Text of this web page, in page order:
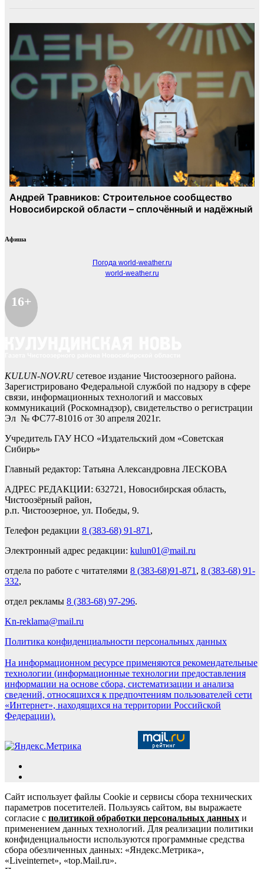
Афиша
Погода world-weather.ru
world-weather.ru
16+
KULUN-NOV.RUсетевое издание Чистоозерного района.
Зарегистрировано Федеральной службой по надзору в сфере
связи, информационных технологий и массовых
коммуникаций (Роскомнадзор), свидетельство о регистрации
Эл № ФС77-81016 от 30 апреля 2021г.
Учредитель ГАУ НСО «Издательский дом «Советская
Сибирь»
Главный редактор: Татьяна Александровна ЛЕСКОВА
АДРЕС РЕДАКЦИИ: 632721, Новосибирская область,
Чистоозёрный район,
р.п. Чистоозерное, ул. Победы, 9.
Телефон редакции 8 (383-68) 91-871 ,
Электронный адрес редакции: kulun01@mail.ru
отдела по работе с читателями 8 (383-68)91-871 , 8 (383-68) 91-
332,
отдел рекламы 8 (383-68) 97-296.
Kn-reklama@mail.ru
Политика конфиденциальности персональных данных
На информационном ресурсе применяются рекомендательные
технологии (информационные технологии предоставления
информации на основе сбора, систематизации и анализа
сведений, относящихся к предпочтениям пользователей сети
«Интернет», находящихся на территории Российской
Федерации).
Сайт использует файлы Cookie и сервисы сбора технических
параметров посетителей. Пользуясь сайтом, вы выражаете
согласие с политикой обработки персональных данных и
применением данных технологий. Для реализации политики
конфиденциальности используются программные средства
сбора обезличенных данных: «Яндекс.Метрика»,
«Liveinternet», «top.Mail.ru».